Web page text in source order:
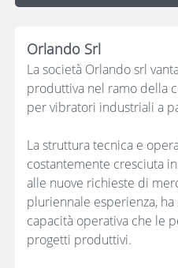
Orlando Srl
La società Orlando srl
produttiva nel ramo della
per vibratori industriali a
La struttura tecnica e
costantemente cresciuta
alle nuove richieste di
pluriennale esperienza,
capacità operativa che le
progetti produttivi.